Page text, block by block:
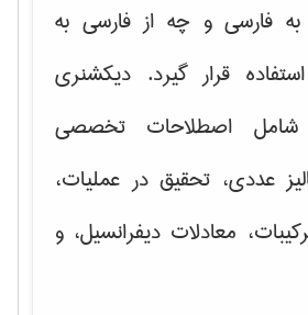
فارسی و چه از فارسی به
قرار گیرد. دیکشنری
شامل اصطلاحات تخصصی
عددی، تحقیق در عملیات،
معادلات دیفرانسیل، و